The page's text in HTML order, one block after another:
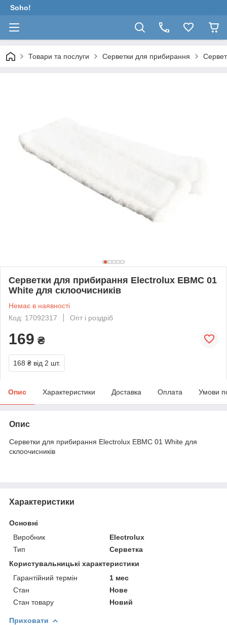
Soho!
Товари та послуги Серветки для прибирання
Серветки для прибирання Electrolux EBMC 01
White для склоочисників
Немає в наявності
Код: 17092317
Опт і роздріб
169 ₴
168 ₴ від 2 шт.
Опис Характеристики Доставка Оплата Умови
Опис
Серветки для прибирання Electrolux EBMC 01 White для
склоочисників
Характеристики
Основні
Виробник
Electrolux
Тип
Серветка
Користувальницькі характеристики
Гарантійний термін
1 мес
Стан
Нове
Стан товару
Новий
Приховати